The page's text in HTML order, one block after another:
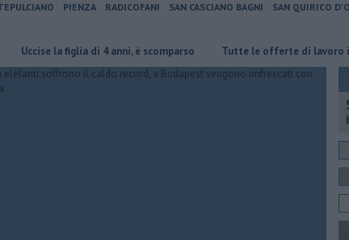
PIENZA RADICOFANI SAN CASCIANO BAGNI SAN QUIRICO
la figlia di 4 anni, è scomparso ​Tutte le offerte di lavoro in